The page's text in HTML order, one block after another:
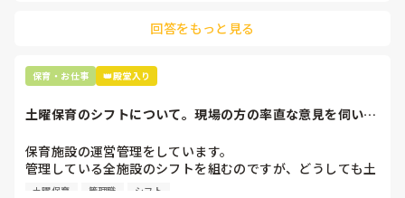
最後の職場にしようと思っていましたが
辞めることは逃げ、と、過去辞めた人も何年も言われ続けて
います
回答をもっと見る
保育・お仕事 👑殿堂入り
土曜保育のシフトについて。現場の方の率直な意見を伺いた
保育施設の運営管理をしています。
管理している全施設のシフトを組むのですが、どうしても土
曜保育だけは入れる方が少なく、いつも苦労しています。
土曜保育 管理職 シフト